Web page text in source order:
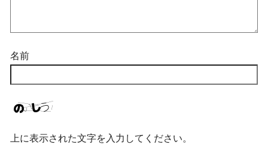
名前
上に表示された文字を入力してください。